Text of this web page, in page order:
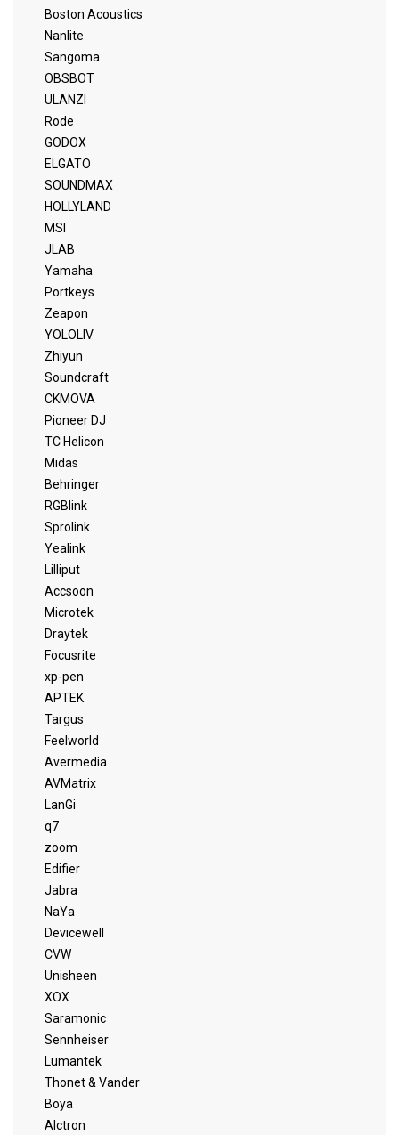
Boston Acoustics
Nanlite
Sangoma
OBSBOT
ULANZI
Rode
GODOX
ELGATO
SOUNDMAX
HOLLYLAND
MSI
JLAB
Yamaha
Portkeys
Zeapon
YOLOLIV
Zhiyun
Soundcraft
CKMOVA
Pioneer DJ
TC Helicon
Midas
Behringer
RGBlink
Sprolink
Yealink
Lilliput
Accsoon
Microtek
Draytek
Focusrite
xp-pen
APTEK
Targus
Feelworld
Avermedia
AVMatrix
LanGi
q7
zoom
Edifier
Jabra
NaYa
Devicewell
CVW
Unisheen
XOX
Saramonic
Sennheiser
Lumantek
Thonet & Vander
Boya
Alctron